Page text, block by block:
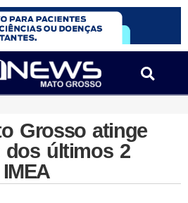
Grosso atinge
dos últimos 2